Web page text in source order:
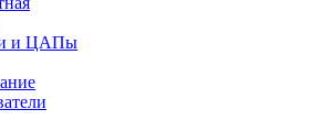
и ЦАПы